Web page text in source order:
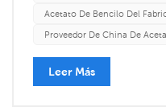
acetato de alcoho...
Acetato De Bencilo Del
Proveedor De China De
Leer Más